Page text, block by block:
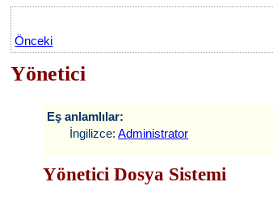
Önceki
Yönetici
Eş anlamlılar:
İngilizce:Administrator
Yönetici Dosya Sistemi